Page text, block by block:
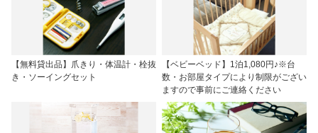
【無料貸出品】爪きり・体温計・栓抜
き・ソーイングセット
【ベビーベッド】1泊1,080円♪※台
数・お部屋タイプにより制限がござい
ますので事前にご連絡ください